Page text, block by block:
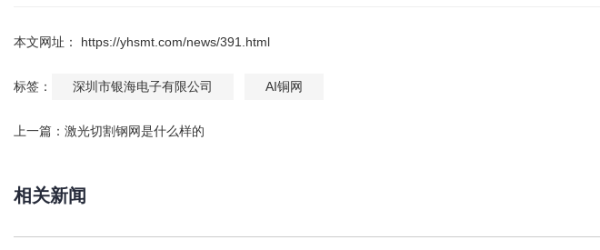
本文网址： https://yhsmt.com/news/391.html
标签： 深圳市银海电子有限公司 AI铜网
上一篇： 激光切割钢网是什么样的
相关新闻